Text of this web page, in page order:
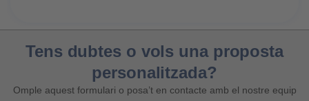
Tens dubtes o vols una proposta
personalitzada?
Omple aquest formulari o posa’t en contacte amb el nostre equip